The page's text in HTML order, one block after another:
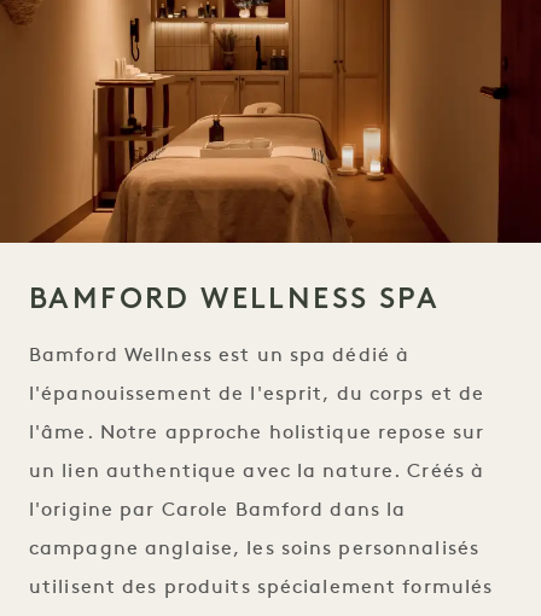
BAMFORD WELLNESS SPA
Bamford Wellness est un spa dédié à
l'épanouissement de l'esprit, du corps et de
l'âme. Notre approche holistique repose sur
un lien authentique avec la nature. Créés à
l'origine par Carole Bamford dans la
campagne anglaise, les soins personnalisés
utilisent des produits spécialement formulés